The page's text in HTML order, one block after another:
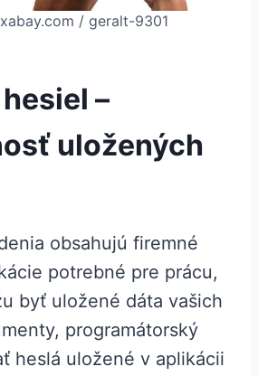
/ geralt-9301
–
uložených
obsahujú firemné
potrebné pre prácu,
byť uložené dáta vašich
programátorský
heslá uložené v aplikácii